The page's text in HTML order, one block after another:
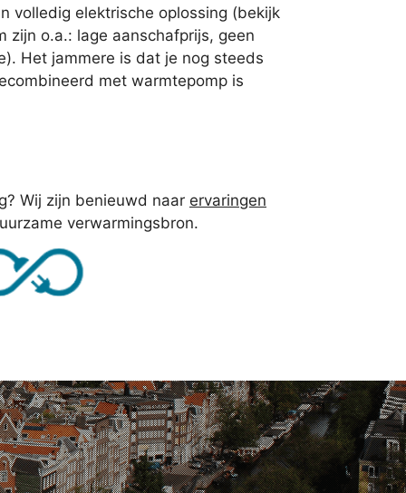
volledig elektrische oplossing (bekijk
zijn o.a.: lage aanschafprijs, geen
Het jammere is dat je nog steeds
met warmtepomp is
Wij zijn benieuwd naar ervaringen
verwarmingsbron.